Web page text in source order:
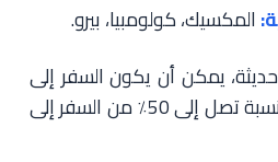
المكسيك، كولومبيا، بيرو.
يمكن أن يكون السفر إلى
جنوب شرق آسيا أرخص بنسبة تصل إلى 50٪ من السفر إلى